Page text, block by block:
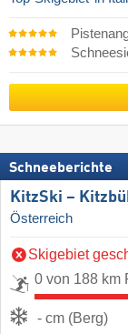
Schneeberichte
KitzSki –
Österreich
Skigebiet
0 von 188 km
- cm (Berg)